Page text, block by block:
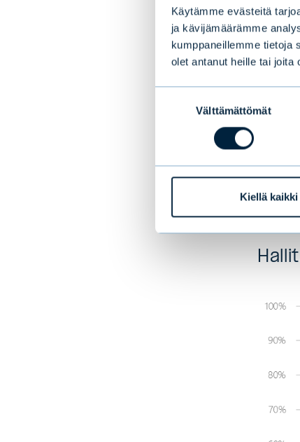
Käytämme evästeitä
ja kävijämäärämme
kumppaneillemme tietoja
olet antanut heille tai joita
Välttämättömät
Kiellä kaikki